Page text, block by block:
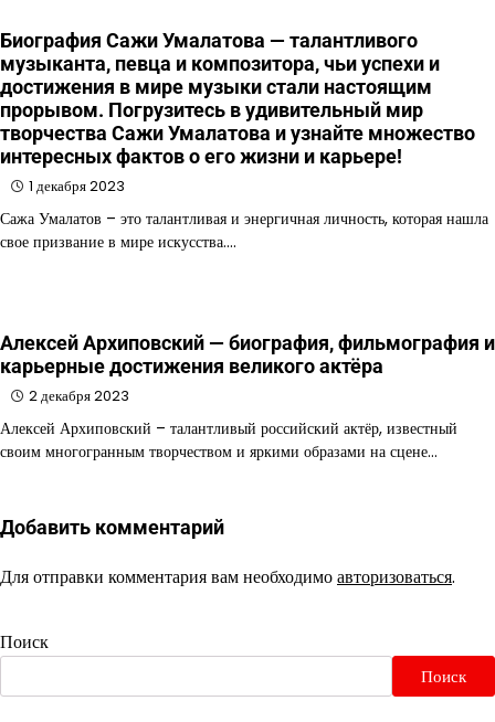
Биография Сажи Умалатова — талантливого
музыканта, певца и композитора, чьи успехи и
достижения в мире музыки стали настоящим
прорывом. Погрузитесь в удивительный мир
творчества Сажи Умалатова и узнайте множество
интересных фактов о его жизни и карьере!
1 декабря 2023
Сажа Умалатов – это талантливая и энергичная личность, которая нашла
свое призвание в мире искусства.…
Алексей Архиповский — биография, фильмография и
карьерные достижения великого актёра
2 декабря 2023
Алексей Архиповский – талантливый российский актёр, известный
своим многогранным творчеством и яркими образами на сцене…
Добавить комментарий
Для отправки комментария вам необходимоавторизоваться.
Поиск
Поиск